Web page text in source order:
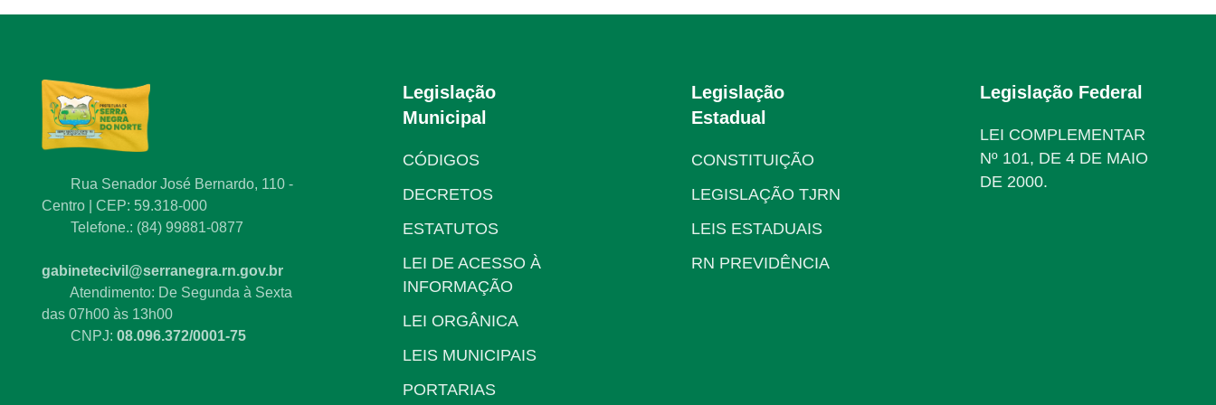
Rua Senador José Bernardo, 110 -
Centro | CEP: 59.318-000
Telefone.: (84) 99881-0877
gabinetecivil@serranegra.rn.gov.br
Atendimento: De Segunda à Sexta
das 07h00 às 13h00
CNPJ: 08.096.372/0001-75
Legislação
Municipal
CÓDIGOS
DECRETOS
ESTATUTOS
LEI DE ACESSO À
INFORMAÇÃO
LEI ORGÂNICA
LEIS MUNICIPAIS
PORTARIAS
Legislação
Estadual
CONSTITUIÇÃO
LEGISLAÇÃO TJRN
LEIS ESTADUAIS
RN PREVIDÊNCIA
Legislação Federal
LEI COMPLEMENTAR
Nº 101, DE 4 DE MAIO
DE 2000.